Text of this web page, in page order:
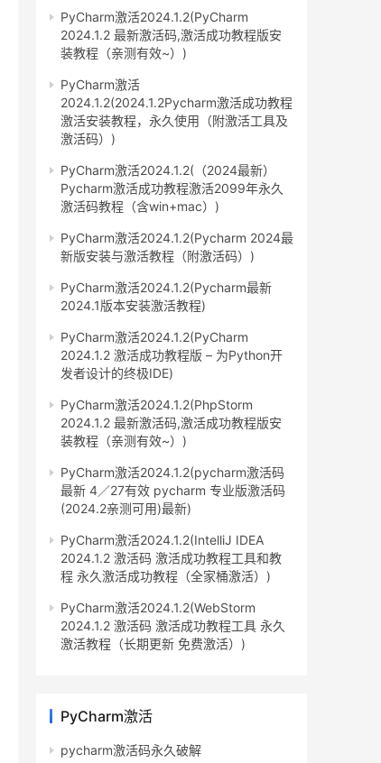
PyCharm激活2024.1.2(PyCharm
2024.1.2 最新激活码,激活成功教程版安
装教程（亲测有效~）)
PyCharm激活
2024.1.2(2024.1.2Pycharm激活成功教程
激活安装教程，永久使用（附激活工具及
激活码）)
PyCharm激活2024.1.2(（2024最新）
Pycharm激活成功教程激活2099年永久
激活码教程（含win+mac）)
PyCharm激活2024.1.2(Pycharm 2024最
新版安装与激活教程（附激活码）)
PyCharm激活2024.1.2(Pycharm最新
2024.1版本安装激活教程)
PyCharm激活2024.1.2(PyCharm
2024.1.2 激活成功教程版 – 为Python开
发者设计的终极IDE)
PyCharm激活2024.1.2(PhpStorm
2024.1.2 最新激活码,激活成功教程版安
装教程（亲测有效~）)
PyCharm激活2024.1.2(pycharm激活码
最新 4／27有效 pycharm 专业版激活码
(2024.2亲测可用)最新)
PyCharm激活2024.1.2(IntelliJ IDEA
2024.1.2 激活码 激活成功教程工具和教
程 永久激活成功教程（全家桶激活）)
PyCharm激活2024.1.2(WebStorm
2024.1.2 激活码 激活成功教程工具 永久
激活教程（长期更新 免费激活）)
PyCharm激活
pycharm激活码永久破解